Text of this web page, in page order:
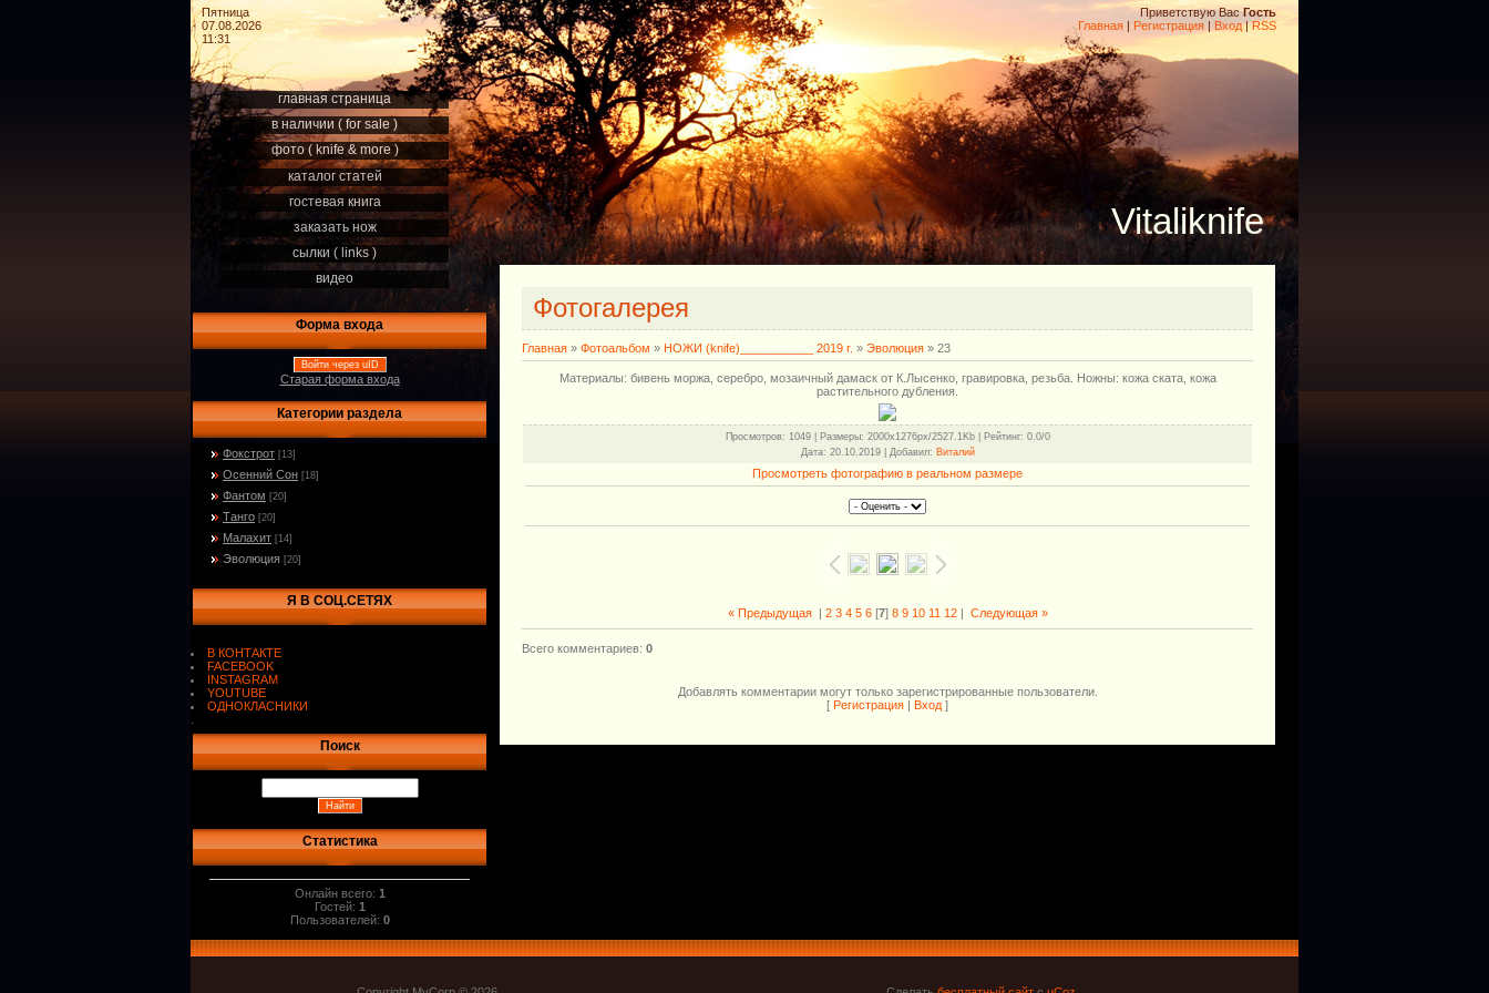
Пятница
07.08.2026
11:31
Приветствую Вас Гость
Главная | Регистрация | Вход|RSS
главная страница
в наличии ( for sale )
фото ( knife & more )
каталог статей
гостевая книга
заказать нож
сылки ( links )
видео
Форма входа
Войти через uID
Старая форма входа
Категории раздела
Фокстрот [13]
Осенний Сон [18]
Фантом [20]
Танго [20]
Малахит [14]
Эволюция [20]
Я В СОЦ.СЕТЯХ
В КОНТАКТЕ
FACEBOOK
INSTAGRAM
YOUTUBE
ОДНОКЛАСНИКИ
Поиск
Статистика
Онлайн всего: 1
Гостей: 1
Пользователей: 0
Vitaliknife
Фотогалерея
Главная » Фотоальбом » НОЖИ (knife)___________ 2019 г. » Эволюция » 23
Материалы: бивень моржа, серебро, мозаичный дамаск от К.Лысенко, гравировка, резьба. Ножны: кожа ската, кожа
растительного дубления.
Просмотров: 1049 | Размеры: 2000x1276px/2527.1Kb | Рейтинг: 0.0/0
Дата: 20.10.2019 | Добавил: Виталий
Просмотреть фотографию в реальном размере
« Предыдущая| 2 3 4 5 6[7] 8 9 10 11 12| Следующая »
Всего комментариев: 0
Добавлять комментарии могут только зарегистрированные пользователи.
[ Регистрация Вход ]